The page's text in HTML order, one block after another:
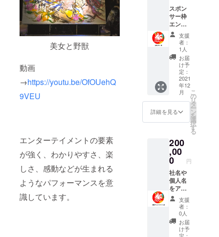
美女と野獣
動画
→https://youtu.be/OfOUehQ
9VEU
エンターテイメントの要素
が強く、わかりやすさ、楽
しさ、感動などが生まれる
ようなパフォーマンスを意
識しています。
トなど
は撮れ
ませ
ん。他
のお客
さまと
一緒に
撮らせ
て頂く
可能性
もあり
ます。
・当日
はアナ
ウンス
さい。
・写真
は後日
データ
で送ら
せて頂
きま
す。
週間
アーカ
イブも
残しま
す。参
加出来
ない方
はこち
らで。
スポン
サー枠
エン
ディン
グ動
画、パ
ンフ
レット
に社名
や個人
名を掲
載いた
しま
す。 ・
備考欄
に掲載
名前を
お書き
くださ
い。 ・
当日の
中継映
像を視
聴でき
る権利
をお渡
ししま
す。(最
大10名
支援
者：
1人
お届
け予
定：
2021
年12
月
詳細を見る
こ
の
リ
タ
ー
ン
を
選
択
す
る
200
,00
0 円
社名や
個人名
をアー
トで描
き、当
日受付
に掲載
させて
頂きま
支援
者：
0人
お届
け予
定：